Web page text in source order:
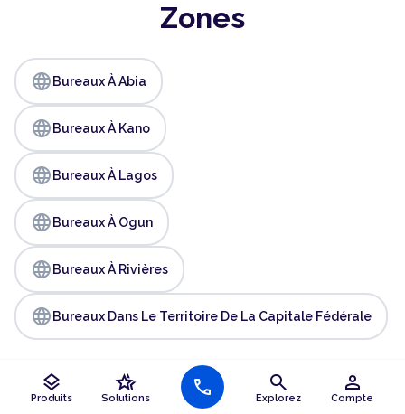
layers
Produits
hotel_class
Solutions call search
Explorez
person
Compte
Zones
language Bureaux À Abia
language Bureaux À Kano
language Bureaux À Lagos
language Bureaux À Ogun
language Bureaux À Rivières
language Bureaux Dans Le Territoire De La Capitale Fédérale